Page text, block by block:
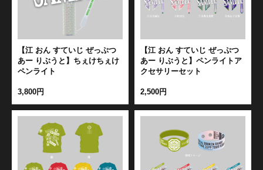
【江 おん すていじ ぜっぷつ
あー りぶうと】ちぇけちぇけ
ペンライト
3,800円
【江 おん すていじ ぜっぷつ
あー りぶうと】ペンライトア
クセサリーセット
2,500円